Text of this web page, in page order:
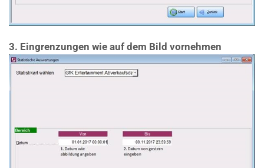
3. Eingrenzungen wie auf dem Bild vornehmen